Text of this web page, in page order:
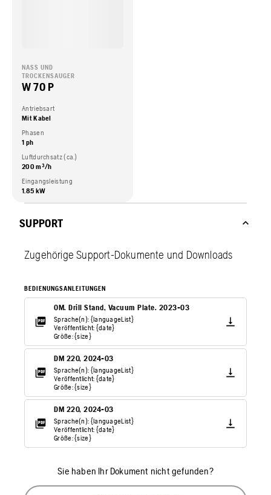
NASS UND
TROCKENSAUGER
W 70 P
Antriebsart
Mit Kabel
Phasen
1 ph
Luftdurchsatz (ca.)
200 m³/h
Eingangsleistung
1.85 kW
SUPPORT
Zugehörige Support-Dokumente und Downloads
BEDIENUNGSANLEITUNGEN
OM. Drill Stand, Vacuum Plate. 2023-03
Sprache(n): {languageList}
Veröffentlicht: {date}
Größe: {size}
DM 220, 2024-03
Sprache(n): {languageList}
Veröffentlicht: {date}
Größe: {size}
DM 220, 2024-03
Sprache(n): {languageList}
Veröffentlicht: {date}
Größe: {size}
Sie haben Ihr Dokument nicht gefunden?